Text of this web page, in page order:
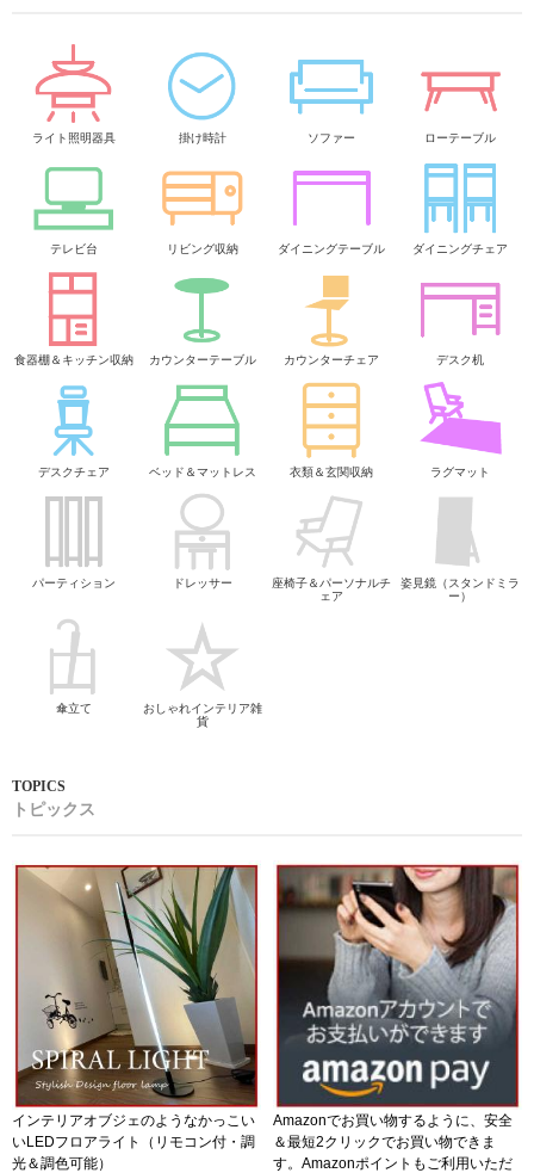
ライト照明器具 掛け時計 ソファー ローテーブル
テレビ台 リビング収納 ダイニングテーブル ダイニングチェア
食器棚＆キッチン収納 カウンターテーブル カウンターチェア デスク机
デスクチェア ベッド＆マットレス 衣類＆玄関収納 ラグマット
パーティション ドレッサー
座椅子＆パーソナルチ
ェア
姿見鏡（スタンドミラ
ー）
傘立て
おしゃれインテリア雑
貨
トピックス
インテリアオブジェのようなかっこい
いLEDフロアライト（リモコン付・調
光＆調色可能）
Amazonでお買い物するように、安全
＆最短2クリックでお買い物できま
す。Amazonポイントもご利用いただ